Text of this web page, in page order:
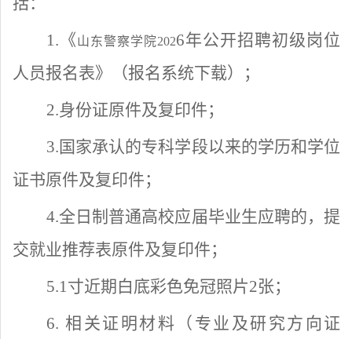
1. 《山东警察学院2026年公开招聘初级岗位
人员报名表》
（报名系统下载）；
2.身份证原件及复印件；
3.国家承认的专科学段以来的学历和学位
证书原件及复印件；
4.全日制普通高校应届毕业生应聘的，提
交就业推荐表原件及复印件；
5.1寸近期白底彩色免冠照片2张；
6. 相关证明材料（专业及研究方向证